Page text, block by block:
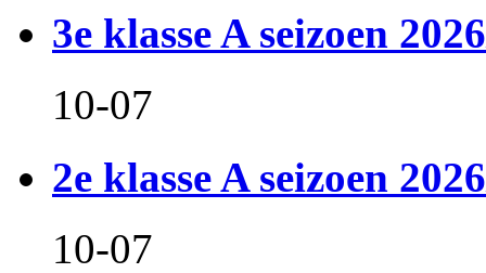
3e klasse A seizoen
10-07
2e klasse A seizoen
10-07